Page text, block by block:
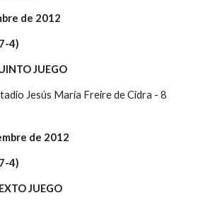
de 2012
4)
JUEGO
Jesús María Freire de Cidra - 8
de 2012
4)
JUEGO